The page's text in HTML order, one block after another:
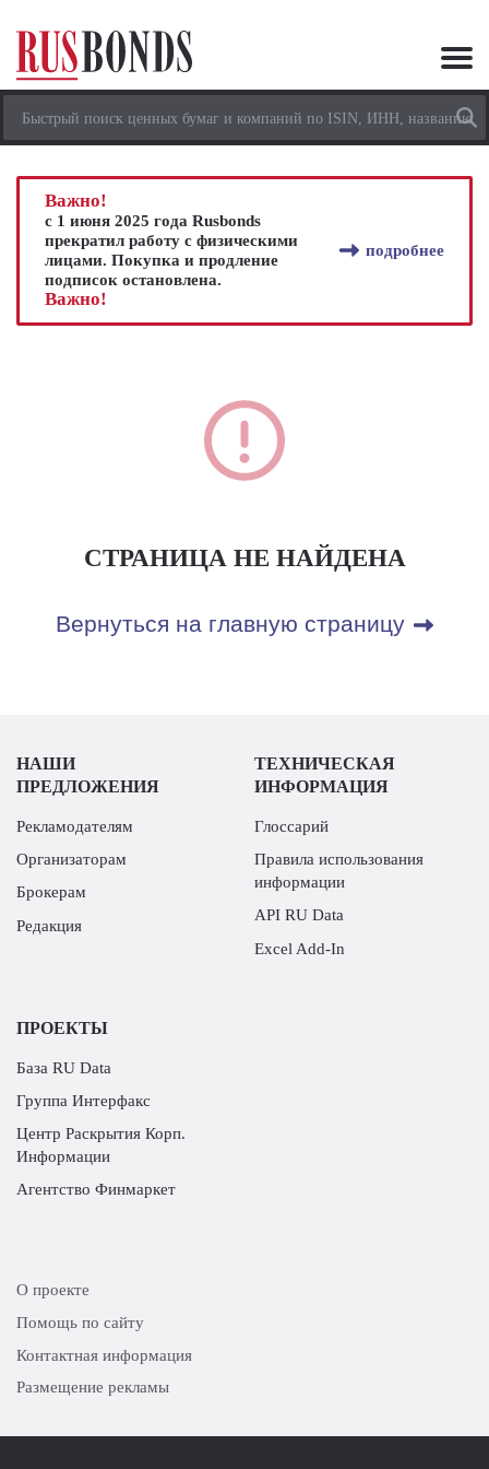
Важно!
с 1 июня 2025 года Rusbonds
прекратил работу с физическими
лицами. Покупка и продление
подписок остановлена.
подробнее
Важно!
СТРАНИЦА НЕ НАЙДЕНА
Вернуться на главную страницу
НАШИ
ПРЕДЛОЖЕНИЯ
Рекламодателям
Организаторам
Брокерам
Редакция
ТЕХНИЧЕСКАЯ
ИНФОРМАЦИЯ
Глоссарий
Правила использования
информации
API RU Data
Excel Add-In
ПРОЕКТЫ
База RU Data
Группа Интерфакс
Центр Раскрытия Корп.
Информации
Агентство Финмаркет
О проекте
Помощь по сайту
Контактная информация
Размещение рекламы